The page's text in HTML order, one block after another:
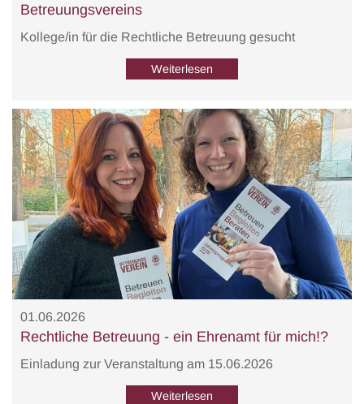
Betreuungsvereins
Kollege/in für die Rechtliche Betreuung gesucht
Weiterlesen
01.06.2026
Rechtliche Betreuung - ein Ehrenamt für mich!?
Einladung zur Veranstaltung am 15.06.2026
Weiterlesen